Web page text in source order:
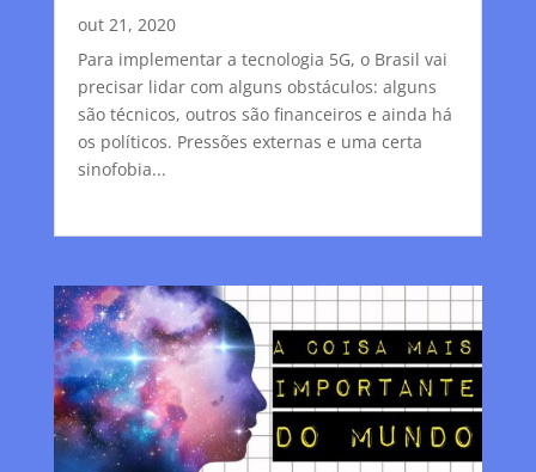
out 21, 2020
Para implementar a tecnologia 5G, o Brasil vai
precisar lidar com alguns obstáculos: alguns
são técnicos, outros são financeiros e ainda há
os políticos. Pressões externas e uma certa
sinofobia...